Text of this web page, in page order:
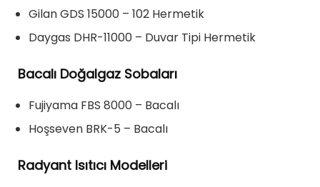
Gilan GDS 15000 – 102 Hermetik
Daygas DHR-11000 – Duvar Tipi Hermetik
Bacalı Doğalgaz Sobaları
Fujiyama FBS 8000 – Bacalı
Hoşseven BRK-5 – Bacalı
Radyant Isıtıcı Modelleri